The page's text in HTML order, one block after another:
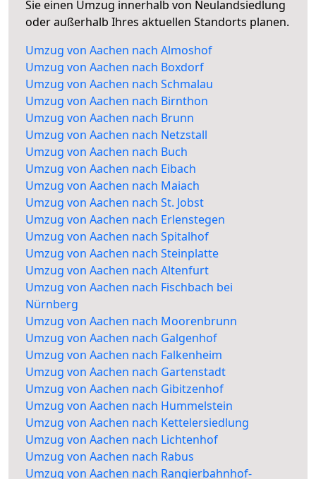
Sie einen Umzug innerhalb von Neulandsiedlung
oder außerhalb Ihres aktuellen Standorts planen.
Umzug von Aachen nach Almoshof
Umzug von Aachen nach Boxdorf
Umzug von Aachen nach Schmalau
Umzug von Aachen nach Birnthon
Umzug von Aachen nach Brunn
Umzug von Aachen nach Netzstall
Umzug von Aachen nach Buch
Umzug von Aachen nach Eibach
Umzug von Aachen nach Maiach
Umzug von Aachen nach St. Jobst
Umzug von Aachen nach Erlenstegen
Umzug von Aachen nach Spitalhof
Umzug von Aachen nach Steinplatte
Umzug von Aachen nach Altenfurt
Umzug von Aachen nach Fischbach bei
Nürnberg
Umzug von Aachen nach Moorenbrunn
Umzug von Aachen nach Galgenhof
Umzug von Aachen nach Falkenheim
Umzug von Aachen nach Gartenstadt
Umzug von Aachen nach Gibitzenhof
Umzug von Aachen nach Hummelstein
Umzug von Aachen nach Kettelersiedlung
Umzug von Aachen nach Lichtenhof
Umzug von Aachen nach Rabus
Umzug von Aachen nach Rangierbahnhof-